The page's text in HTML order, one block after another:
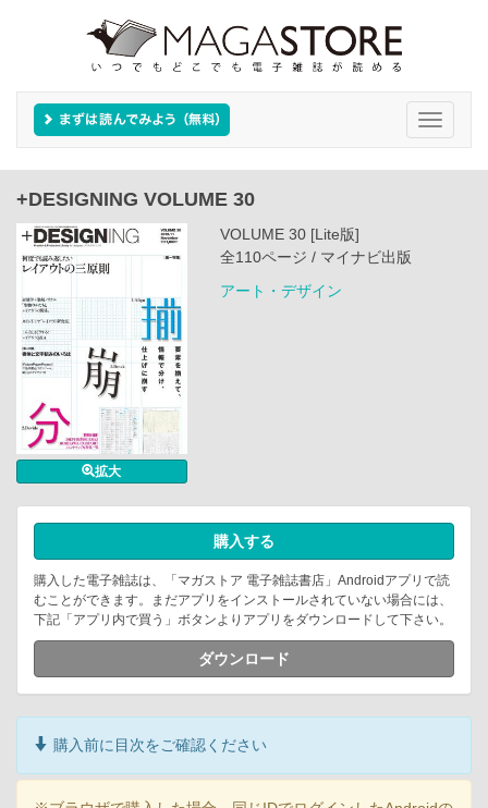
Toggle
+DESIGNING VOLUME 30
拡大
VOLUME 30 [Lite版]
全110ページ / マイナビ出版
アート・デザイン
購入する
購入した電子雑誌は、「マガストア 電子雑誌書店」Androidアプリで読
むことができます。まだアプリをインストールされていない場合には、
下記「アプリ内で買う」ボタンよりアプリをダウンロードして下さい。
ダウンロード
購入前に目次をご確認ください